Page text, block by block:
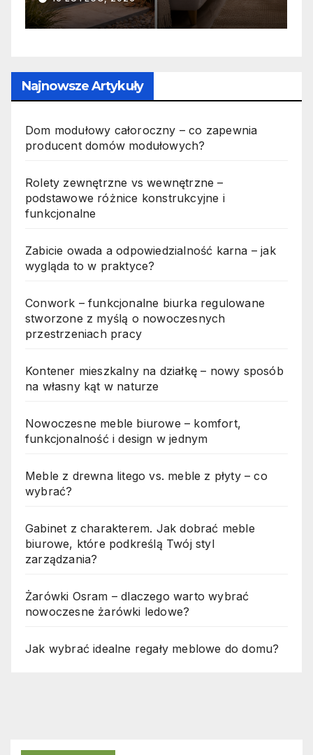
Najnowsze Artykuły
Dom modułowy całoroczny – co zapewnia
producent domów modułowych?
Rolety zewnętrzne vs wewnętrzne –
podstawowe różnice konstrukcyjne i
funkcjonalne
Zabicie owada a odpowiedzialność karna – jak
wygląda to w praktyce?
Conwork – funkcjonalne biurka regulowane
stworzone z myślą o nowoczesnych
przestrzeniach pracy
Kontener mieszkalny na działkę – nowy sposób
na własny kąt w naturze
Nowoczesne meble biurowe – komfort,
funkcjonalność i design w jednym
Meble z drewna litego vs. meble z płyty – co
wybrać?
Gabinet z charakterem. Jak dobrać meble
biurowe, które podkreślą Twój styl
zarządzania?
Żarówki Osram – dlaczego warto wybrać
nowoczesne żarówki ledowe?
Jak wybrać idealne regały meblowe do domu?